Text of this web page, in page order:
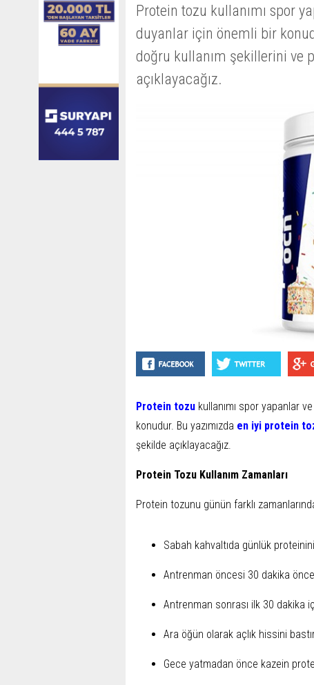
​Protein tozu kullanımı spor
duyanlar için önemli bir
doğru kullanım şekillerini ve
açıklayacağız.
Protein tozu kullanımı spor yapanlar
konudur. Bu yazımızda en iyi protein
şekilde açıklayacağız.
Protein Tozu Kullanım Zamanları
Protein tozunu günün farklı
Sabah kahvaltıda günlük
Antrenman öncesi 30 dakika
Antrenman sonrası ilk 30 dakika
Ara öğün olarak açlık hissini
Gece yatmadan önce kazein